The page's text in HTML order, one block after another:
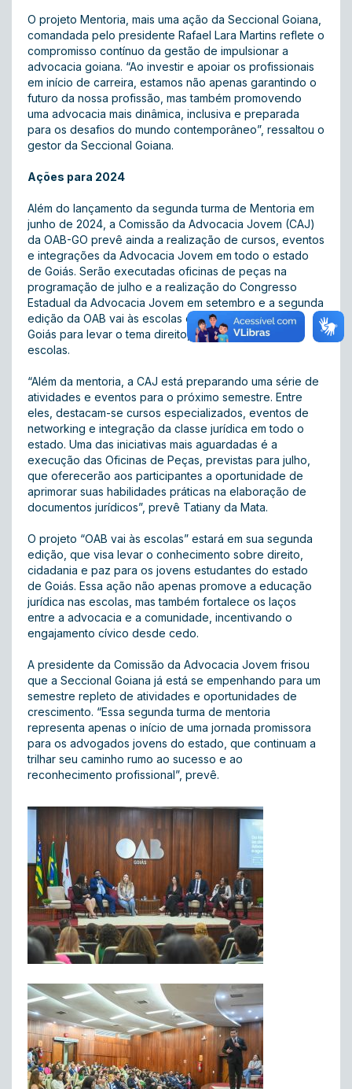
O projeto Mentoria, mais uma ação da Seccional Goiana,
comandada pelo presidente Rafael Lara Martins reflete o
compromisso contínuo da gestão de impulsionar a
advocacia goiana. “Ao investir e apoiar os profissionais
em início de carreira, estamos não apenas garantindo o
futuro da nossa profissão, mas também promovendo
uma advocacia mais dinâmica, inclusiva e preparada
para os desafios do mundo contemporâneo”, ressaltou o
gestor da Seccional Goiana.
Ações para 2024
Além do lançamento da segunda turma de Mentoria em
junho de 2024, a Comissão da Advocacia Jovem (CAJ)
da OAB-GO prevê ainda a realização de cursos, eventos
e integrações da Advocacia Jovem em todo o estado
de Goiás. Serão executadas oficinas de peças na
programação de julho e a realização do Congresso
Estadual da Advocacia Jovem em setembro e a segunda
edição da OAB vai às escolas em todo o estado de
Goiás para levar o tema direito, cidadania e paz nas
escolas.
“Além da mentoria, a CAJ está preparando uma série de
atividades e eventos para o próximo semestre. Entre
eles, destacam-se cursos especializados, eventos de
networking e integração da classe jurídica em todo o
estado. Uma das iniciativas mais aguardadas é a
execução das Oficinas de Peças, previstas para julho,
que oferecerão aos participantes a oportunidade de
aprimorar suas habilidades práticas na elaboração de
documentos jurídicos”, prevê Tatiany da Mata.
O projeto “OAB vai às escolas” estará em sua segunda
edição, que visa levar o conhecimento sobre direito,
cidadania e paz para os jovens estudantes do estado
de Goiás. Essa ação não apenas promove a educação
jurídica nas escolas, mas também fortalece os laços
entre a advocacia e a comunidade, incentivando o
engajamento cívico desde cedo.
A presidente da Comissão da Advocacia Jovem frisou
que a Seccional Goiana já está se empenhando para um
semestre repleto de atividades e oportunidades de
crescimento. “Essa segunda turma de mentoria
representa apenas o início de uma jornada promissora
para os advogados jovens do estado, que continuam a
trilhar seu caminho rumo ao sucesso e ao
reconhecimento profissional”, prevê.